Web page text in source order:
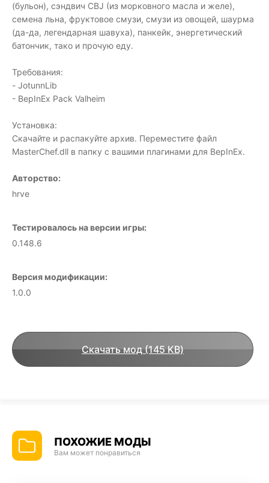
(бульон), сэндвич CBJ (из морковного масла и желе),
семена льна, фруктовое смузи, смузи из овощей, шаурма
(да-да, легендарная шавуха), панкейк, энергетический
батончик, тако и прочую еду.
Требования:
- JotunnLib
- BepInEx Pack Valheim
Установка:
Скачайте и распакуйте архив. Переместите файл
MasterChef.dll в папку с вашими плагинами для BepInEx.
Авторство:
hrve
Тестировалось на версии игры:
0.148.6
Версия модификации:
1.0.0
Скачать мод (145 KB)
ПОХОЖИЕ МОДЫ
Вам может понравиться